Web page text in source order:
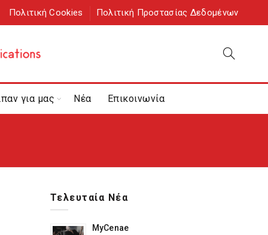
Πολιτική Cookies Πολιτική Προστασίας Δεδομένων
για μας Νέα Επικοινωνία
Τελευταία Νέα
MyCenae